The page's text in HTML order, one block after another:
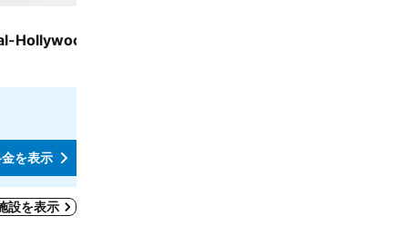
Hollywood, an Ascend Collection Hotel
を表示
設を表示